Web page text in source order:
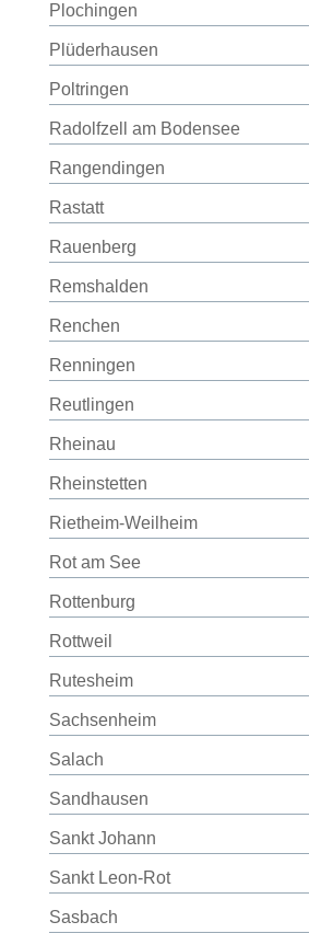
Plochingen
Plüderhausen
Poltringen
Radolfzell am Bodensee
Rangendingen
Rastatt
Rauenberg
Remshalden
Renchen
Renningen
Reutlingen
Rheinau
Rheinstetten
Rietheim-Weilheim
Rot am See
Rottenburg
Rottweil
Rutesheim
Sachsenheim
Salach
Sandhausen
Sankt Johann
Sankt Leon-Rot
Sasbach